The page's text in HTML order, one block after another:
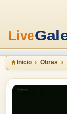
Inicio Obras